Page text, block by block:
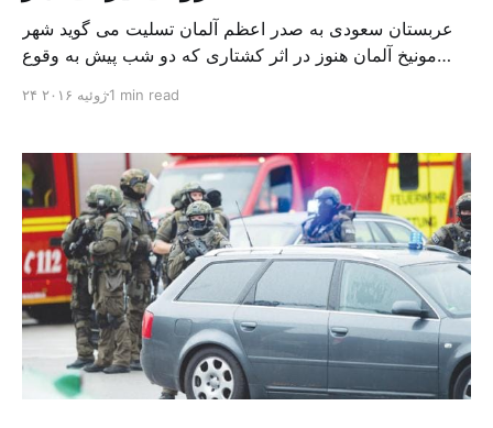
عربستان سعودی به صدر اعظم آلمان تسلیت می گوید شهر
مونیخ آلمان هنوز در اثر کشتاری که دو شب پیش به وقوع
باره گفت: «هنوز از این حادثه تروریستی شوک زده هستیم».
هویت و انگیزه های […]
۲۴ ژوئیه ۲۰۱۶1 min read